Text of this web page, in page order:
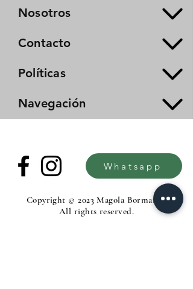
Nosotros
Contacto
Políticas
Navegación
Whatsapp
Copyright © 2023 Magola Borman®.
All rights reserved.